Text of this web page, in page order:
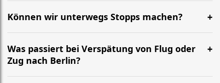
an, damit wir passende Kindersitze oder
Sitzerhöhungen einplanen.
Können wir unterwegs Stopps machen?
Kurze Pausen sind möglich. Für feste zusätzliche
Stopps (Termin, Adresse, Abholung) geben Sie uns
bitte vorab Bescheid – wir kalkulieren einen passenden
Was passiert bei Verspätung von Flug oder
Zug nach Berlin?
Wenn sich die Ankunft verschiebt, passen wir die